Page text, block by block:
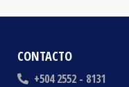
CONTACTO
+504 2552 - 8131